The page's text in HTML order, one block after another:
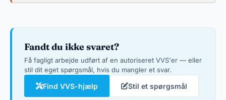
Fandt du ikke svaret?
Få fagligt arbejde udført af en autoriseret VVS'er — eller
stil dit eget spørgsmål, hvis du mangler et svar.
Find VVS-hjælp Stil et spørgsmål